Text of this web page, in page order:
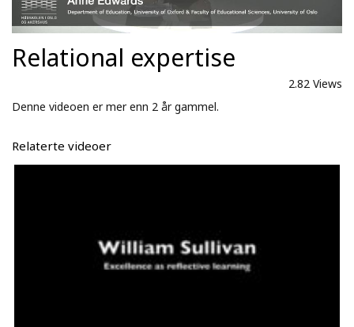
Relational expertise
2.82 Views
Denne videoen er mer enn 2 år gammel.
Relaterte videoer